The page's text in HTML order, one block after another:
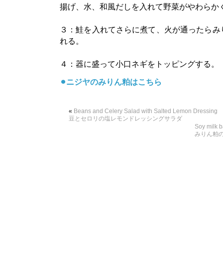
揚げ、水、和風だしを入れて野菜がやわらか
３：鮭を入れてさらに煮て、火が通ったら
れる。
４：器に盛って小口ネギをトッピングする。
⚫︎ニジヤのみりん粕はこちら
« Beans and Celery Salad with Salted Lemon Dressing
豆とセロリの塩レモンドレッシングサラダ
Soy milk
みりん粕